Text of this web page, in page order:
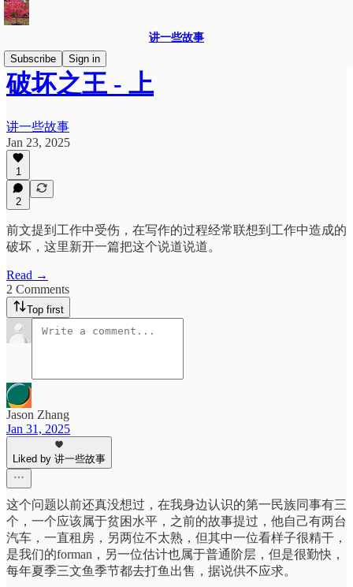
讲一些故事
Subscribe
Sign in
破坏之王 - 上
讲一些故事
Jan 23, 2025
1
2
前文提到工作中受伤，在写作的过程经常联想到工作中造成的
破坏，这里新开一篇把这个说道说道。
Read →
2 Comments
Top first
Jason Zhang
Jan 31, 2025
Liked by 讲一些故事
这个问题以前还真没想过，在我身边认识的第一民族同事有三
个，一个应该属于贫困水平，之前的故事提过，他自己有两台
汽车，一直租房，另两位不太熟，但其中一位看样子很精干，
是我们的forman，另一位估计也属于普通阶层，但是很勤快，
每年夏季三文鱼季节都去打鱼出售，据说供不应求。